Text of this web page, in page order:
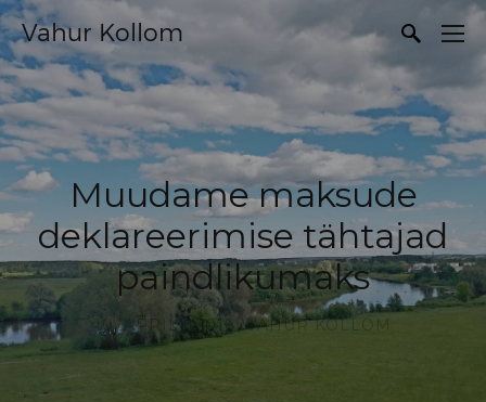
Vahur Kollom
Muudame maksude
deklareerimise tähtajad
paindlikumaks
10. APRILL 2018,VAHUR KOLLOM